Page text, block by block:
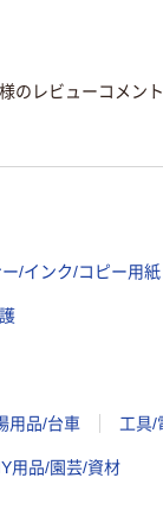
のレビューコメン
ー/インク/コピー用紙
用品/台車 工具/
用品/園芸/資材